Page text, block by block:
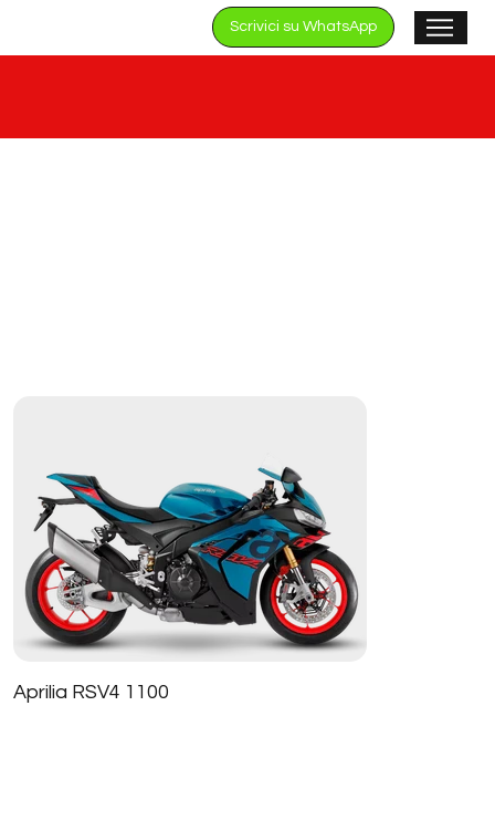
Scrivici su WhatsApp
Aprilia RSV4 1100